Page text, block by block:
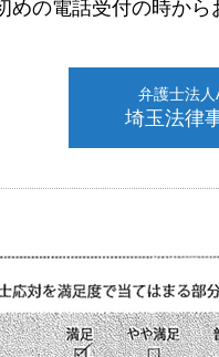
めの電話受付の時か
弁護士法
埼玉法律